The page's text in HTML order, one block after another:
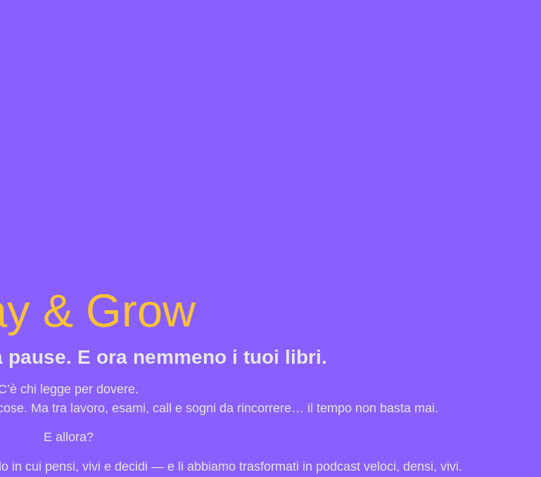
& Grow
pause. E ora nemmeno i tuoi libri.
chi legge per dovere.
Ma tra lavoro, esami, call e sogni da rincorrere… il tempo non basta mai.
E allora?
in cui pensi, vivi e decidi — e li abbiamo trasformati in podcast veloci, densi, vivi.